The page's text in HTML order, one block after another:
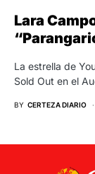
Lara
La estrella de
Sold Out en el
BY CERTEZA DIARIO